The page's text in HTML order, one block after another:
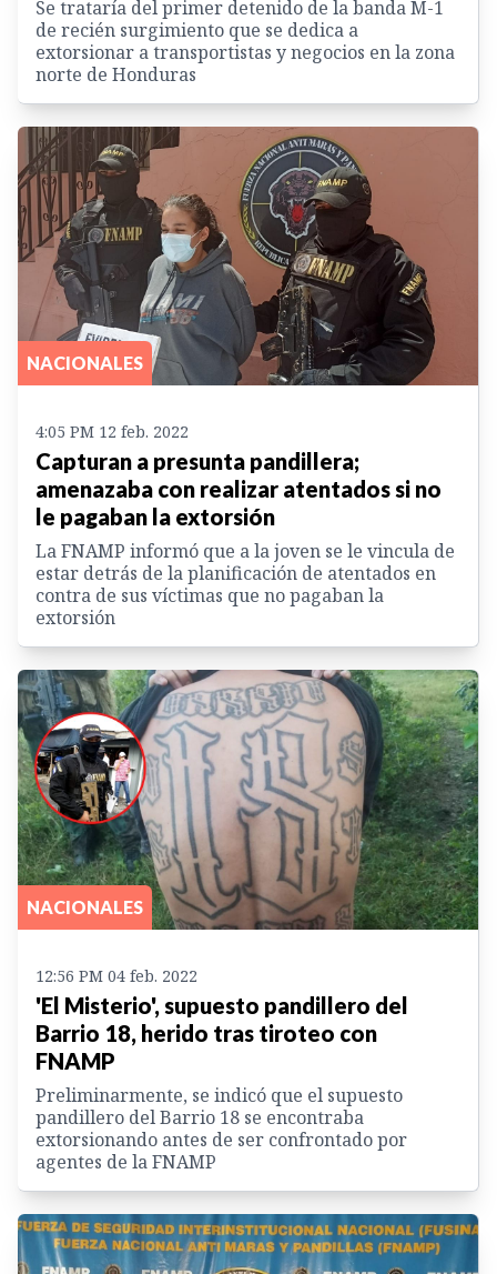
Se trataría del primer detenido de la banda M-1
de recién surgimiento que se dedica a
extorsionar a transportistas y negocios en la zona
norte de Honduras
NACIONALES
4:05 PM 12 feb. 2022
Capturan a presunta pandillera;
amenazaba con realizar atentados si no
le pagaban la extorsión
La FNAMP informó que a la joven se le vincula de
estar detrás de la planificación de atentados en
contra de sus víctimas que no pagaban la
extorsión
NACIONALES
12:56 PM 04 feb. 2022
'El Misterio', supuesto pandillero del
Barrio 18, herido tras tiroteo con
FNAMP
Preliminarmente, se indicó que el supuesto
pandillero del Barrio 18 se encontraba
extorsionando antes de ser confrontado por
agentes de la FNAMP